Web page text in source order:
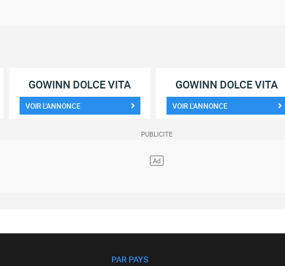
GOWINN DOLCE VITA
VOIR L'ANNONCE
GOWINN DOLCE VITA
VOIR L'ANNONCE
PAR PAYS